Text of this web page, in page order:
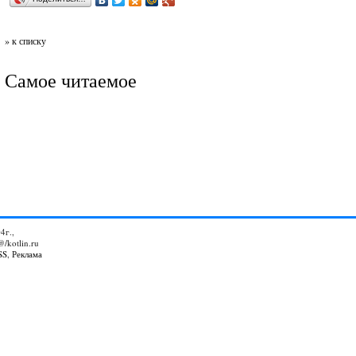
» к списку
Самое читаемое
kotlin.ru
, Реклама